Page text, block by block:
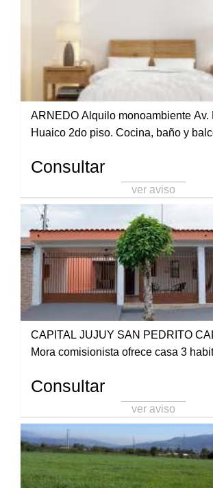
ARNEDO Alquilo monoambiente Av.
Huaico 2do piso. Cocina, baño y
Consultar
ver aviso
CAPITAL JUJUY SAN PEDRITO
Mora comisionista ofrece casa 3
papeles de tenencia a escriturar a $
Consultar
ver aviso